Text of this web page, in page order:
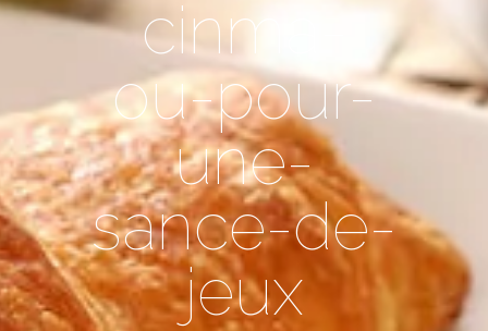
cinma-
ou-pour-
une-
sance-de-
jeux